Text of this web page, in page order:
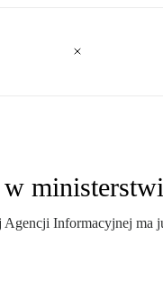
Informacyjnej